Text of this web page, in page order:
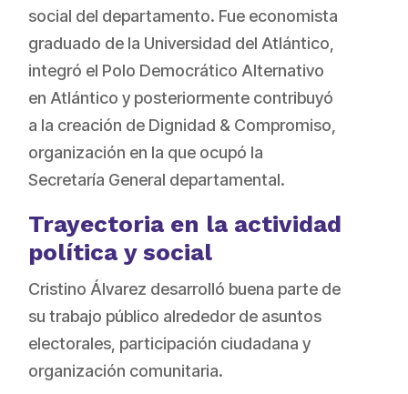
social del departamento. Fue economista
graduado de la Universidad del Atlántico,
integró el Polo Democrático Alternativo
en Atlántico y posteriormente contribuyó
a la creación de Dignidad & Compromiso,
organización en la que ocupó la
Secretaría General departamental.
Trayectoria en la actividad
política y social
Cristino Álvarez desarrolló buena parte de
su trabajo público alrededor de asuntos
electorales, participación ciudadana y
organización comunitaria.